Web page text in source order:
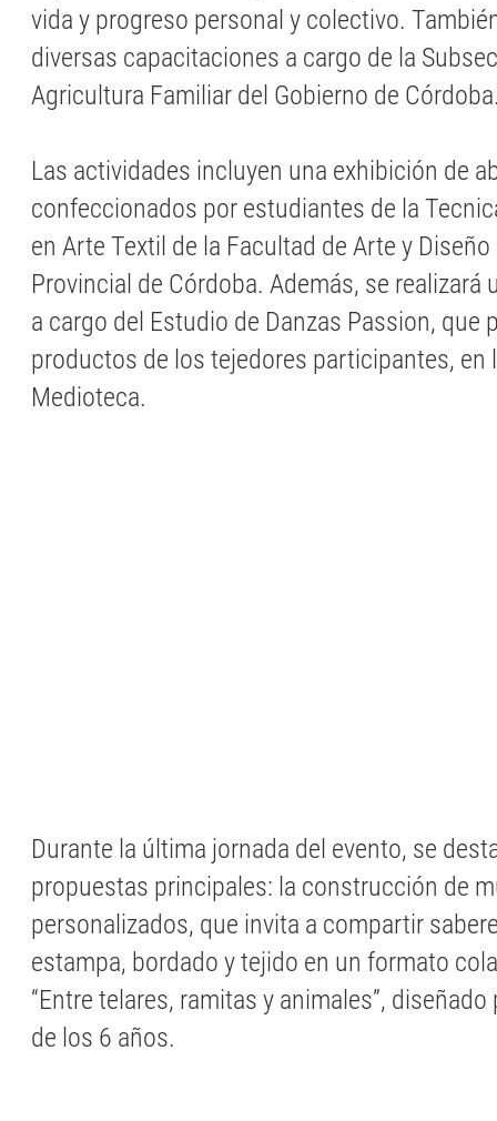
vida y progreso personal y colectivo.
diversas capacitaciones a cargo de la
Agricultura Familiar del Gobierno de
Las actividades incluyen una exhibición de
confeccionados por estudiantes de la
en Arte Textil de la Facultad de Arte y
Provincial de Córdoba. Además, se
a cargo del Estudio de Danzas Passion, que
productos de los tejedores participantes, en
Medioteca.
Durante la última jornada del evento, se
propuestas principales: la construcción de
personalizados, que invita a compartir
estampa, bordado y tejido en un formato
“Entre telares, ramitas y animales”,
de los 6 años.